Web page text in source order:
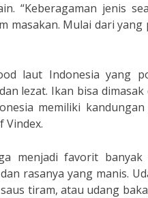
“Keberagaman jenis
masakan. Mulai dari
laut Indonesia yang
lezat. Ikan bisa
memiliki
Vindex.
menjadi favorit
rasanya yang manis.
tiram, atau udang